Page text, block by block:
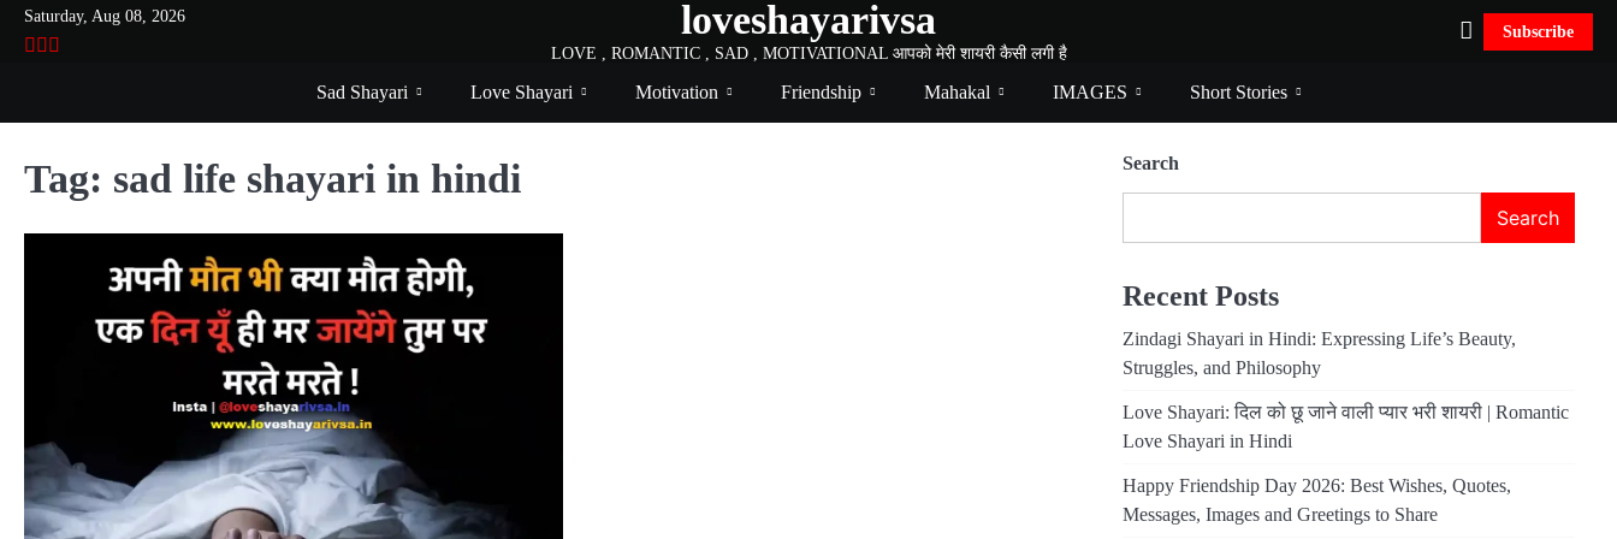
SkipSaturday, Aug 08, 2026
VSASINGH
INSTAGRAM
loveshayarivsa
LOVE , ROMANTIC , SAD , MOTIVATIONAL आपको मेरी शायरी कैसी लगी है
Subscribe
Sad Shayari Love Shayari Motivation Friendship Mahakal IMAGES Short Stories
Tag: sad life shayari in hindi Search
Search
Recent Posts
Zindagi Shayari in Hindi: Expressing Life’s Beauty,
Struggles, and Philosophy
Love Shayari: दिल को छू जाने वाली प्यार भरी शायरी | Romantic
Love Shayari in Hindi
Happy Friendship Day 2026: Best Wishes, Quotes,
Messages, Images and Greetings to Share